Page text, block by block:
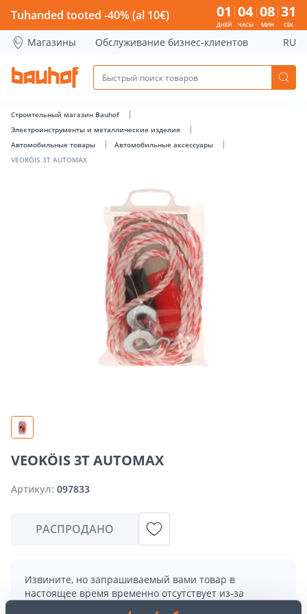
VEOKÖIS 3T AUTOMAX - Bauhof has loaded
Tuhanded tooted -40% (al 10€) 01
ДНЕЙ
04
ЧАСЫ
08
МИН
30
СЕК
Магазины Обслуживание бизнес-клиентов RU
Строительный магазин Bauhof
Электроинструменты и металлические изделия
Автомобильные товары
Автомобильные аксессуары
VEOKÖIS 3T AUTOMAX
VEOKÖIS 3T AUTOMAX
Артикул: 097833
РАСПРОДАНО
Извините, но запрашиваемый вами товар в
настоящее время временно отсутствует из-за